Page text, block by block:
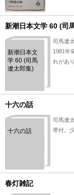
新潮日本文学 60 (司
新潮日本文
学 60 (司馬
遼太郎集)
司馬遼
1981年
れがあ
十六の話
十六の話
司馬遼
帯付。
春灯雑記